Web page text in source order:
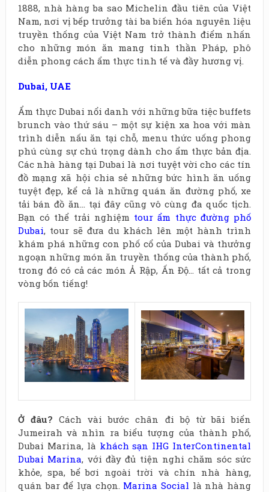
1888, nhà hàng ba sao Michelin đầu tiên của Việt
Nam, nơi vị bếp trưởng tài ba biến hóa nguyên liệu
truyền thống của Việt Nam trở thành điểm nhấn
cho những món ăn mang tinh thần Pháp, phô
diễn phong cách ẩm thực tinh tế và đầy hương vị.
Dubai,UAE
Ẩm thực Dubai nổi danh với những bữa tiệc buffets
brunch vào thứ sáu – một sự kiện xa hoa với màn
trình diễn nấu ăn tại chỗ, menu thức uống phong
phú cùng sự chú trọng dành cho ẩm thực bản địa.
Các nhà hàng tại Dubai là nơi tuyệt vời cho các tín
đồ mạng xã hội chia sẻ những bức hình ăn uống
tuyệt đẹp, kể cả là những quán ăn đường phố, xe
tải bán đồ ăn… tại đây cũng vô cùng đa quốc tịch.
Bạn có thể trải nghiệm tour ẩm thực đường phố
Dubai, tour sẽ đưa du khách lên một hành trình
khám phá những con phố cổ của Dubai và thưởng
ngoạn những món ăn truyền thống của thành phố,
trong đó có cả các món Ả Rập, Ấn Độ… tất cả trong
vòng bốn tiếng!
Ởđâu?Cách vài bước chân đi bộ từ bãi biển
Jumeirah và nhìn ra biểu tượng của thành phố,
Dubai Marina, là khách sạn IHG InterContinental
Dubai Marina, với đầy đủ tiện nghi chăm sóc sức
khỏe, spa, bể bơi ngoài trời và chín nhà hàng,
quán bar để lựa chọn. Marina Social là nhà hàng